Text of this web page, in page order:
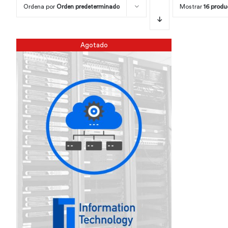
Ordena por Orden predeterminado Mostrar 16
Agotado